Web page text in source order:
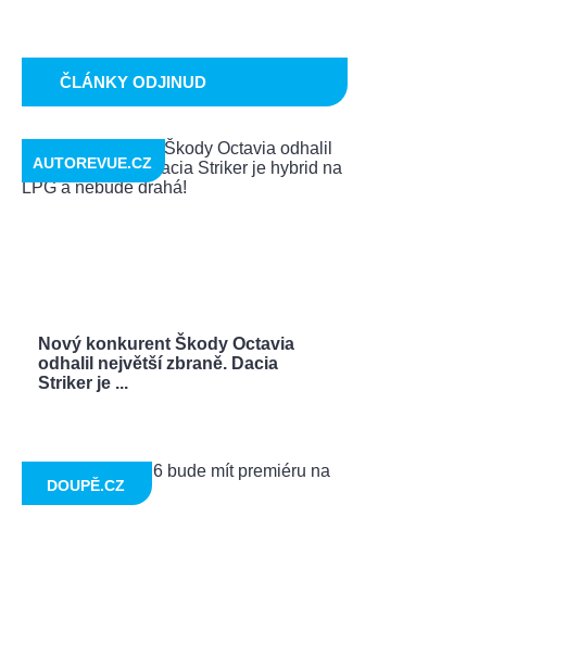
ČLÁNKY ODJINUD
Nový konkurent Škody Octavia
odhalil největší zbraně. Dacia
Striker je ...
AUTOREVUE.CZ
DOUPĚ.CZ